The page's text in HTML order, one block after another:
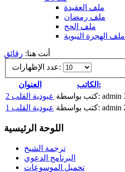
ملف العقيدة
ملف رمضان
ملف الحج
ملف الهجرة النبوية
أنت هنا: رقائق
عدد الإظهارات:
العنوان الكاتب:
عبودية القلب 2
كتب بواسطة: admin
عبودية القلب 1
كتب بواسطة: admin
اللوحة الرئيسية
ترجمة الشيخ
البرنامج الدعوي
تحميل الموسوعات